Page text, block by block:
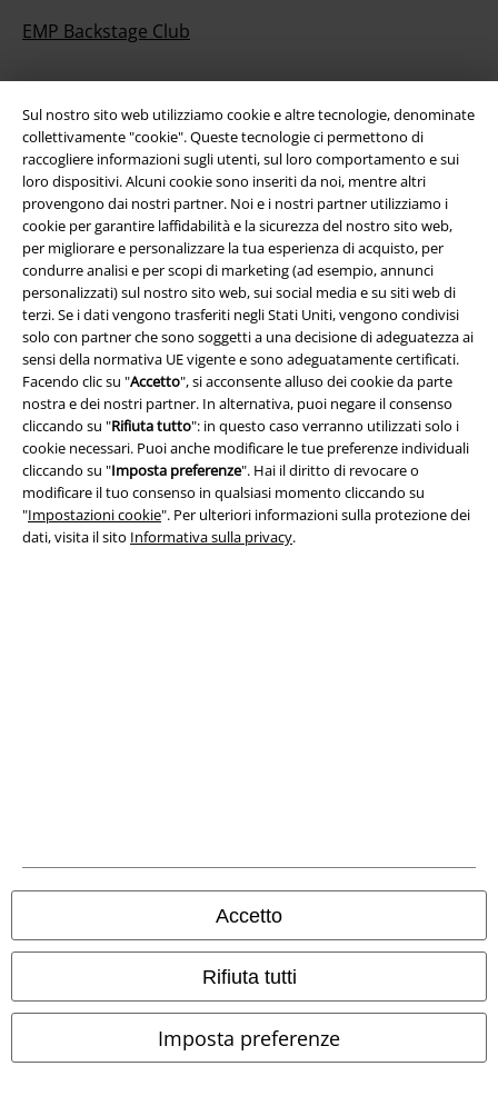
Sul nostro sito web utilizziamo cookie e altre tecnologie, denominate
collettivamente "cookie". Queste tecnologie ci permettono di
raccogliere informazioni sugli utenti, sul loro comportamento e sui
loro dispositivi. Alcuni cookie sono inseriti da noi, mentre altri
provengono dai nostri partner. Noi e i nostri partner utilizziamo i
cookie per garantire laffidabilità e la sicurezza del nostro sito web,
per migliorare e personalizzare la tua esperienza di acquisto, per
condurre analisi e per scopi di marketing (ad esempio, annunci
personalizzati) sul nostro sito web, sui social media e su siti web di
terzi. Se i dati vengono trasferiti negli Stati Uniti, vengono condivisi
solo con partner che sono soggetti a una decisione di adeguatezza ai
sensi della normativa UE vigente e sono adeguatamente certificati.
Facendo clic su "Accetto", si acconsente alluso dei cookie da parte
nostra e dei nostri partner. In alternativa, puoi negare il consenso
cliccando su "Rifiuta tutto": in questo caso verranno utilizzati solo i
cookie necessari. Puoi anche modificare le tue preferenze individuali
cliccando su "Imposta preferenze". Hai il diritto di revocare o
modificare il tuo consenso in qualsiasi momento cliccando su
"Impostazioni cookie". Per ulteriori informazioni sulla protezione dei
dati, visita il sito Informativa sulla privacy.
Accetto
Rifiuta tutti
Imposta preferenze
EMP Backstage Club
Informazioni su EMP
Eventi EMP
Programmi partner
Sostenibilità
Seguici online!
Contrassegno
Spedizione